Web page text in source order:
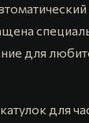
для
для